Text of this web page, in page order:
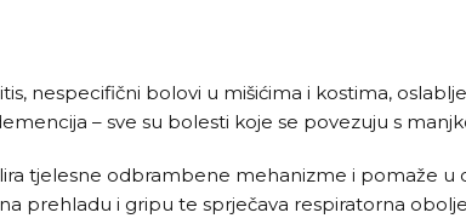
nespecifični bolovi u mišićima i kostima,
– sve su bolesti koje se povezuju s
tjelesne odbrambene mehanizme i pomaže
prehladu i gripu te sprječava respiratorna